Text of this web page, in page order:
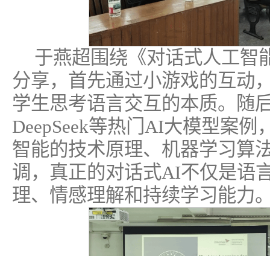
于燕超围绕《对话式人工智
分享，首先通过小游戏的互动
学生思考语言交互的本质。随
DeepSeek等热门AI大模型案
智能的技术原理、机器学习算
调，真正的对话式AI不仅是语
理、情感理解和持续学习能力